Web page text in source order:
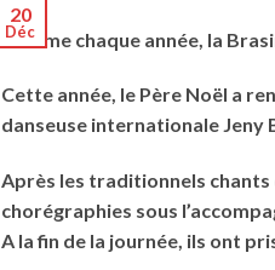
20
Déc
Comme chaque année, la
Cette année, le Père Noël a
danseuse internationale Jeny
Après les traditionnels chants
chorégraphies sous
A la fin de la journée, ils ont